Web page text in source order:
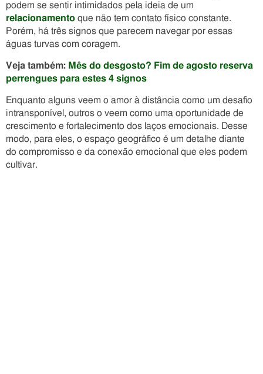
podem se sentir intimidados pela ideia de um
relacionamento que não tem contato físico constante.
Porém, há três signos que parecem navegar por essas
águas turvas com coragem.
Veja também: Mês do desgosto? Fim de agosto reserva
perrengues para estes 4 signos
Enquanto alguns veem o amor à distância como um desafio
intransponível, outros o veem como uma oportunidade de
crescimento e fortalecimento dos laços emocionais. Desse
modo, para eles, o espaço geográfico é um detalhe diante
do compromisso e da conexão emocional que eles podem
cultivar.